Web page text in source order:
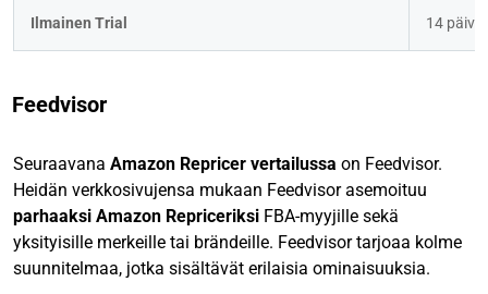
Ilmainen Trial 14
Feedvisor
Seuraavana Amazon Repricer vertailussa on Feedvisor.
Heidän verkkosivujensa mukaan Feedvisor asemoituu
parhaaksi Amazon Repriceriksi FBA-myyjille sekä
yksityisille merkeille tai brändeille. Feedvisor tarjoaa kolme
suunnitelmaa, jotka sisältävät erilaisia ominaisuuksia.